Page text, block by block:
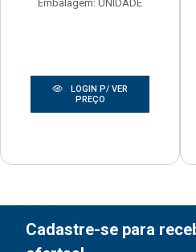
Embalagem: UNIDADE
LOGIN P/ VER
PREÇO
Cadastre-se para